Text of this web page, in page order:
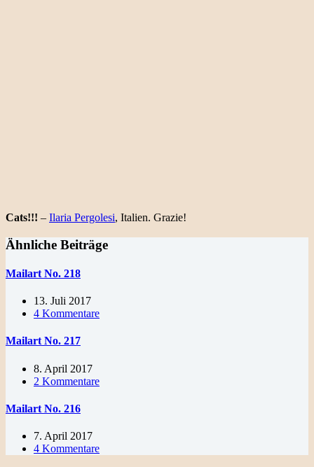
Cats!!! – Ilaria Pergolesi, Italien. Grazie!
Ähnliche Beiträge
Mailart No. 218
13. Juli 2017
4 Kommentare
Mailart No. 217
8. April 2017
2 Kommentare
Mailart No. 216
7. April 2017
4 Kommentare